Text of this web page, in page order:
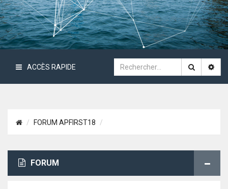
ACCÈS RAPIDE
FORUM APFIRST18
FORUM